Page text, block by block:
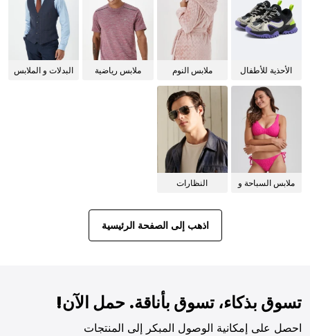
الأحذية للأطفال
ملابس النوم
ملابس رياضية
البدلات و الملابس
ملابس السباحة و
النظارات
اذهب إلى الصفحة الرئيسية
تسوق بذكاء، تسوق بأناقة. حمل الآن!
احصل على إمكانية الوصول المبكر إلى المنتجات